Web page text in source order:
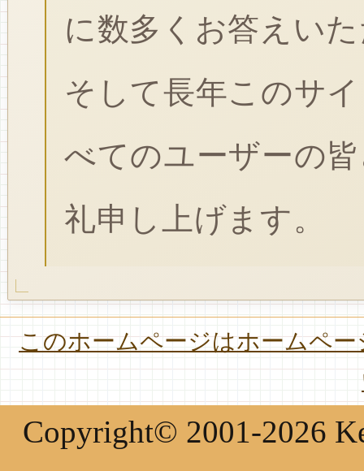
に数多くお答えい
そして長年このサ
べてのユーザーの
礼申し上げます。
このホームページはホームペ
Copyright© 2001-2026